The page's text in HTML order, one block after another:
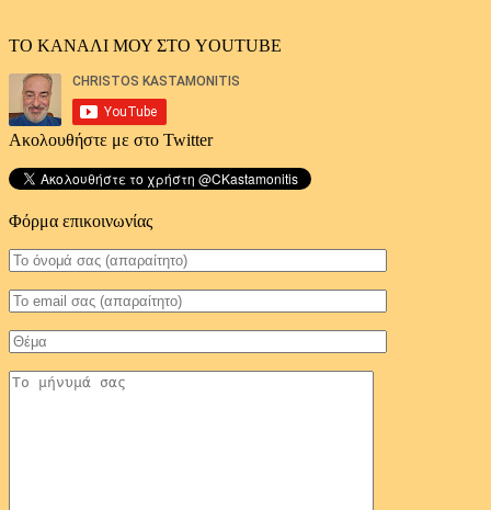
ΤΟ ΚΑΝΑΛΙ ΜΟΥ ΣΤΟ YOUTUBE
Ακολουθήστε με στο Twitter
Φόρμα επικοινωνίας